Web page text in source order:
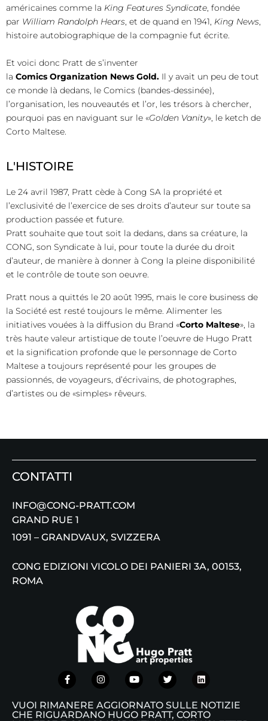
américaines comme la King Features Syndicate, fondée
par William Randolph Hears, et de quand en 1941, King News,
histoire autobiographique de la compagnie fut écrite.
Et voici donc Pratt de s’inventer
la Comics Organization News Gold. Il y avait un peu de tout
ce monde là dedans, le Comics (bandes-dessinée),
l’organisation, les nouveautés et l’or, les trésors à chercher,
pourquoi pas en naviguant sur le «Golden Vanity», le ketch de
Corto Maltese.
L'HISTOIRE
Le 24 avril 1987, Pratt cède à Cong SA la propriété et
l’exclusivité de l’exercice de ses droits d’auteur sur toute sa
production passée et future.
Pratt souhaite que tout soit la dedans, dans sa créature, la
CONG, son Syndicate à lui, pour toute la durée du droit
d’auteur, de manière à donner à Cong la pleine disponibilité
et le contrôle de toute son oeuvre.
Pratt nous a quittés le 20 août 1995, mais le core business de
la Société est resté toujours le même. Alimenter les
initiatives vouées à la diffusion du Brand «Corto Maltese», la
très haute valeur artistique de toute l’oeuvre de Hugo Pratt
et la signification profonde que le personnage de Corto
Maltese a toujours représenté pour les groupes de
passionnés, de voyageurs, d’écrivains, de photographes,
d’artistes ou de «simples» rêveurs.
CONTATTI
INFO@CONG-PRATT.COM
GRAND RUE 1
1091 – GRANDVAUX, SVIZZERA
CONG EDIZIONI VICOLO DEI PANIERI 3A, 00153,
ROMA
VUOI RIMANERE AGGIORNATO SULLE NOTIZIE
CHE RIGUARDANO HUGO PRATT, CORTO